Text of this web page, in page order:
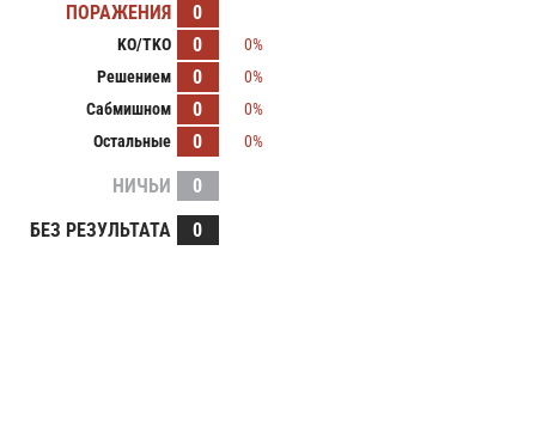
ПОРАЖЕНИЯ 0
KO/TKO 0
0%
Решением
0
0%
Сабмишном
0
0%
Остальные
0 0%
НИЧЬИ
0
БЕЗ РЕЗУЛЬТАТА
0